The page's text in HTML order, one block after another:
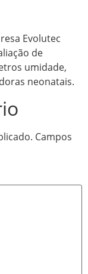
Evolutec
de
umidade,
neonatais.
Campos